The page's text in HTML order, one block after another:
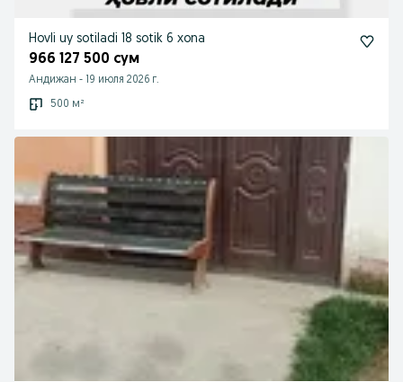
Hovli uy sotiladi 18 sotik 6 xona
966 127 500 сум
Андижан - 19 июля 2026 г.
500 м²